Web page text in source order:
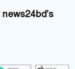
news24bd's